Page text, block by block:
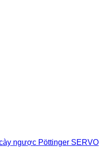
ngược Pöttinger SERVO